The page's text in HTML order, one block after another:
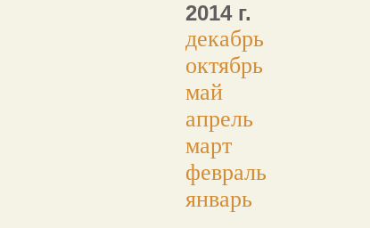
2014 г.
декабрь
октябрь
май
апрель
март
февраль
январь